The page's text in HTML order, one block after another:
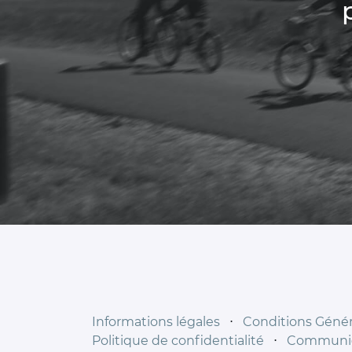
Informations légales ⋅ Conditions
Politique de confidentialité
⋅